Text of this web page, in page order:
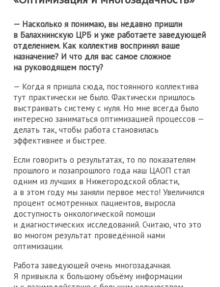
— Насколько я понимаю, вы недавно пришли
в Балахнинскую ЦРБ и уже работаете заведующей
отделением. Как коллектив воспринял ваше
назначение? И что для вас самое сложное
на руководящем посту?
— Когда я пришла сюда, постоянного коллектива
тут практически не было. Фактически пришлось
выстраивать систему с нуля. Но мне всегда было
интересно заниматься оптимизацией процессов —
делать так, чтобы работа становилась
эффективнее и быстрее.
Если говорить о результатах, то по показателям
прошлого и позапрошлого года наш ЦАОП стал
одним из лучших в Нижегородской области,
а в этом году мы заняли первое место! Увеличился
процент осмотренных пациентов, выросла
доступность онкологической помощи
и диагностических исследований. Считаю, что это
во многом результат проведённой нами
оптимизации.
Работа заведующей очень многозадачная.
Я привыкла к большому объёму информации